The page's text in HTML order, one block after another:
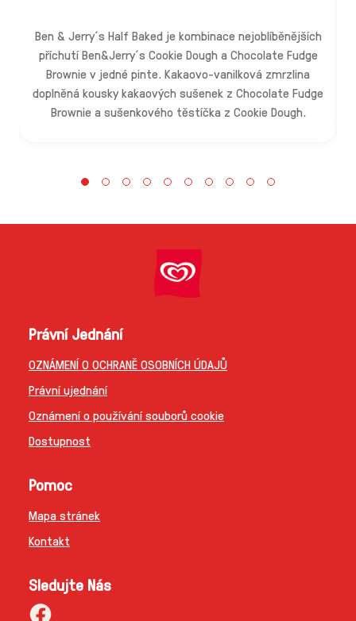
Ben & Jerry´s Half Baked je kombinace nejoblíběnějších
příchutí Ben&Jerry´s Cookie Dough a Chocolate Fudge
Brownie v jedné pinte. Kakaovo-vanilková zmrzlina
doplněná kousky kakaových sušenek z Chocolate Fudge
Brownie a sušenkového těstíčka z Cookie Dough.
Právní Jednání
OZNÁMENÍ O OCHRANĚ OSOBNÍCH ÚDAJŮ
Právní ujednání
Oznámení o používání souborů cookie
Dostupnost
Pomoc
Mapa stránek
Kontakt
Sledujte Nás